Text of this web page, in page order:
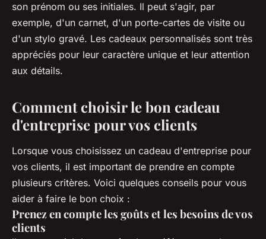
son prénom ou ses initiales. Il peut s'agir, par
exemple, d'un carnet, d'un porte-cartes de visite ou
d'un stylo gravé. Les cadeaux personnalisés sont très
appréciés pour leur caractère unique et leur attention
aux détails.
Comment choisir le bon cadeau
d'entreprise pour vos clients
Lorsque vous choisissez un cadeau d'entreprise pour
vos clients, il est important de prendre en compte
plusieurs critères. Voici quelques conseils pour vous
aider à faire le bon choix :
Prenez en compte les goûts et les besoins de vos
clients